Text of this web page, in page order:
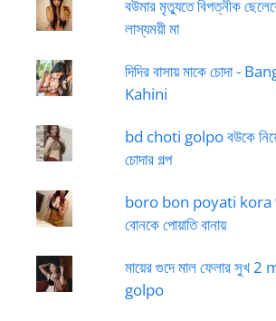
বউমার মৃত্যুতে বিপত্নীক
লাস্যময়ী মা
দিদির বাসায় মাকে চোদা -
Kahini
bd choti golpo বউকে নিয়ে
চোদার গল্প
boro bon poyati kora
বোনকে পোয়াতি বানায়
মায়ের গুদে মাল ফেলার সুখ
golpo